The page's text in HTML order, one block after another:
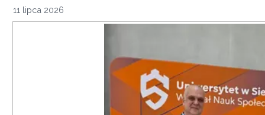
11 lipca 2026